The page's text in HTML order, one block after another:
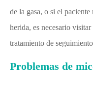
de la gasa, o si el
herida, es necesario
tratamiento de
Problemas de